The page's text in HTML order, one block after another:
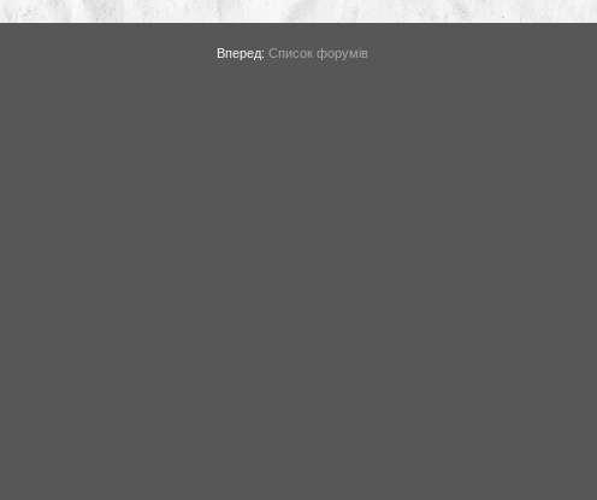
Вперед: Список форумів